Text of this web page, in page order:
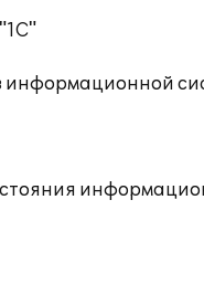
информационной